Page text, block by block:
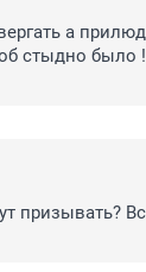
а
стыдно было
призывать?